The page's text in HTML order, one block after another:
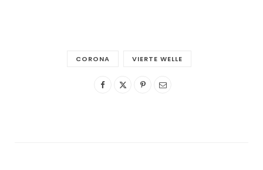
CORONA VIERTE WELLE